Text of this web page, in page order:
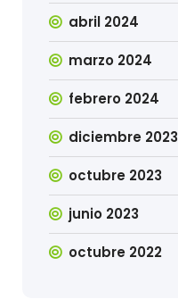
abril 2024
marzo 2024
febrero 2024
diciembre 2023
octubre 2023
junio 2023
octubre 2022